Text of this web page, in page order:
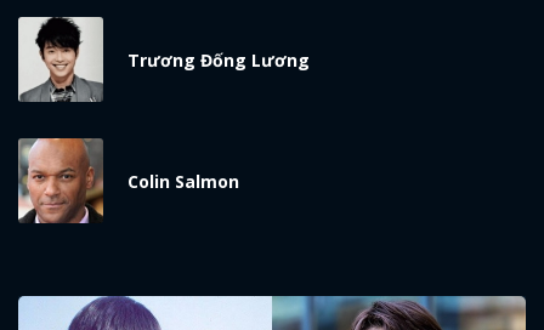
FACEBOOK GOOGLE
Trương Đống Lương
Colin Salmon